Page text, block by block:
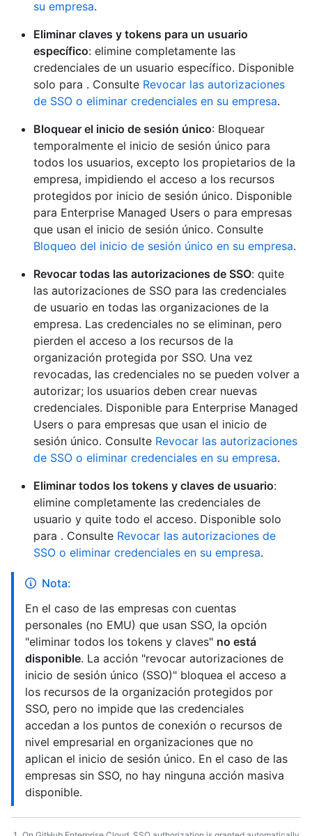
su empresa.
Eliminar claves y tokens para un usuario
específico: elimine completamente las
credenciales de un usuario específico. Disponible
solo para . Consulte Revocar las autorizaciones
de SSO o eliminar credenciales en su empresa.
Bloquear el inicio de sesión único: Bloquear
temporalmente el inicio de sesión único para
todos los usuarios, excepto los propietarios de la
empresa, impidiendo el acceso a los recursos
protegidos por inicio de sesión único. Disponible
para Enterprise Managed Users o para empresas
que usan el inicio de sesión único. Consulte
Bloqueo del inicio de sesión único en su empresa.
Revocar todas las autorizaciones de SSO: quite
las autorizaciones de SSO para las credenciales
de usuario en todas las organizaciones de la
empresa. Las credenciales no se eliminan, pero
pierden el acceso a los recursos de la
organización protegida por SSO. Una vez
revocadas, las credenciales no se pueden volver a
autorizar; los usuarios deben crear nuevas
credenciales. Disponible para Enterprise Managed
Users o para empresas que usan el inicio de
sesión único. Consulte Revocar las autorizaciones
de SSO o eliminar credenciales en su empresa.
Eliminar todos los tokens y claves de usuario:
elimine completamente las credenciales de
usuario y quite todo el acceso. Disponible solo
para . Consulte Revocar las autorizaciones de
SSO o eliminar credenciales en su empresa.
Nota:
En el caso de las empresas con cuentas
personales (no EMU) que usan SSO, la opción
"eliminar todos los tokens y claves" no está
disponible. La acción "revocar autorizaciones de
inicio de sesión único (SSO)" bloquea el acceso a
los recursos de la organización protegidos por
SSO, pero no impide que las credenciales
accedan a los puntos de conexión o recursos de
nivel empresarial en organizaciones que no
aplican el inicio de sesión único. En el caso de las
empresas sin SSO, no hay ninguna acción masiva
disponible.